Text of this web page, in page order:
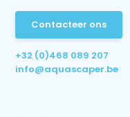
Contacteer ons
+32 (0)468 089 207
info@aquascaper.be